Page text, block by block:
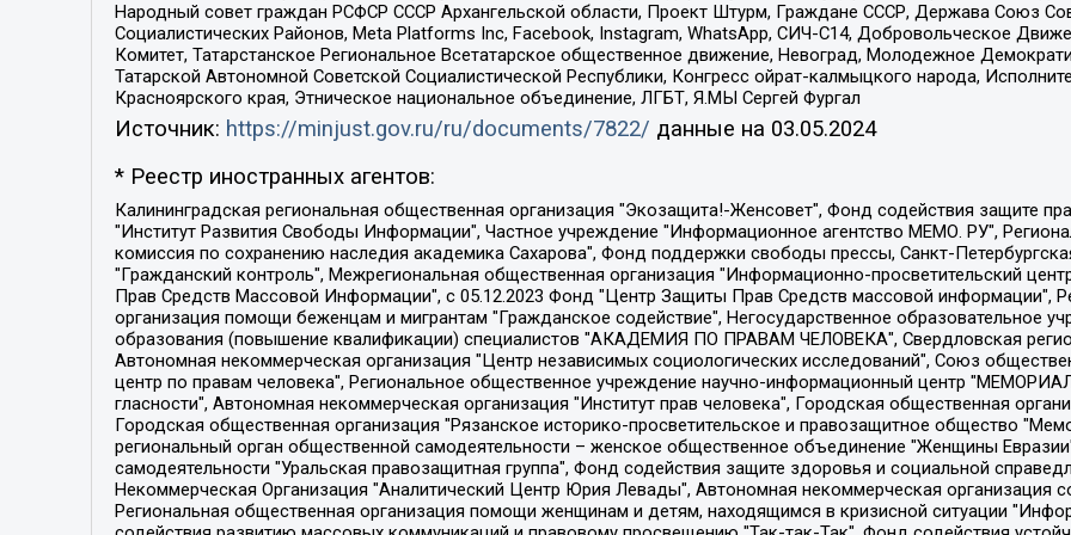
Народный совет граждан РСФСР СССР Архангельской области, Проект Штурм, Граждане СССР, Держава Союз
Социалистических Районов, Meta Platforms Inc, Facebook, Instagram, WhatsApp, СИЧ-С14, Добровольческое
Комитет, Татарстанское Региональное Всетатарское общественное движение, Невоград, Молодежное
Татарской Автономной Советской Социалистической Республики, Конгресс ойрат-калмыцкого народа,
Красноярского края, Этническое национальное объединение, ЛГБТ, Я.МЫ Сергей Фургал
Источник: https://minjust.gov.ru/ru/documents/7822/ данные на 03.05.2024
* Реестр иностранных агентов:
Калининградская региональная общественная организация "Экозащита!-Женсовет", Фонд содействия защите прав и свобод граждан "Общественный вердикт", Фонд "Институт Развития Свободы Информации", Частное учреждение "Информационное агентство МЕМО. РУ", Региональная общественная организация "Общественная комиссия по сохранению наследия академика Сахарова", Фонд поддержки свободы прессы, Санкт-Петербургская общественная правозащитная организация "Гражданский контроль", Межрегиональная общественная организация "Информационно-просветительский центр "Мемориал", Региональный Фонд "Центр Защиты Прав Средств Массовой Информации", с 05.12.2023 Фонд "Центр Защиты Прав Средств массовой информации", Региональная общественная благотворительная организация помощи беженцам и мигрантам "Гражданское содействие", Негосударственное образовательное учреждение дополнительного профессионального образования (повышение квалификации) специалистов "АКАДЕМИЯ ПО ПРАВАМ ЧЕЛОВЕКА", Свердловская региональная общественная организация "Сутяжник", Автономная некоммерческая организация "Центр независимых социологических исследований", Союз общественных объединений "Российский исследовательский центр по правам человека", Региональное общественное учреждение научно-информационный центр "МЕМОРИАЛ", Некоммерческая организация "Фонд защиты гласности", Автономная некоммерческая организация "Институт прав человека", Городская общественная организация "Екатеринбургское общество "МЕМОРИАЛ", Городская общественная организация "Рязанское историко-просветительское и правозащитное общество "Мемориал" (Рязанский Мемориал), Челябинский региональный орган общественной самодеятельности – женское общественное объединение "Женщины Евразии", Челябинский региональный орган общественной самодеятельности "Уральская правозащитная группа", Фонд содействия защите здоровья и социальной справедливости имени Андрея Рылькова, Автономная Некоммерческая Организация "Аналитический Центр Юрия Левады", Автономная некоммерческая организация социальной поддержки населения "Проект Апрель", Региональная общественная организация помощи женщинам и детям, находящимся в кризисной ситуации "Информационно-методический центр "Анна", Фонд содействия развитию массовых коммуникаций и правовому просвещению "Так-так-Так", Фонд содействия устойчивому развитию "Серебряная тайга", Свердловский региональный общественный фонд социальных проектов "Новое время", "Idel.Реалии", Кавказ.Реалии, Крым.Реалии, Телеканал Настоящее Время, Татаро-башкирская служба Радио Свобода (Azatliq Radiosi), Радио Свободная Европа/Радио Свобода (PCE/PC), "Сибирь.Реалии", "Фактограф", Благотворительный фонд помощи осужденным и их семьям, Автономная некоммерческая организация "Институт глобализации и социальных движений", Фонд "В защиту прав заключенных", Частное учреждение "Центр поддержки и содействия развитию средств массовой информации", Пензенский региональный общественный благотворительный фонд "Гражданский союз", "Север.Реалии", Некоммерческая организация Фонд "Правовая инициатива", Общество с ограниченной ответственностью "Радио Свободная Европа/Радио Свобода", Чешское информационное агентство "MEDIUM-ORIENT", Красноярская региональная общественная организация "Мы против СПИДа", Камалягин Денис Николаевич, Маркелов Сергей Евгеньевич, Пономарев Лев Александрович, Савицкая Людмила Алексеевна, Автономная некоммерческая организация "Центр по работе с проблемой насилия "НАСИЛИЮ.НЕТ", Межрегиональный профессиональный союз работников здравоохранения "Альянс врачей", Юридическое лицо, зарегистрированное в Латвийской Республике, SIA "Medusa Project" (регистрационный номер 40103797863, дата регистрации 10.06.2014), Некоммерческая организация "Фонд по борьбе с коррупцией", Автономная некоммерческая организация "Институт права и публичной политики", Баданин Роман Сергеевич, Гликин Максим Александрович, Железнова Мария Михайловна, Лукьянова Юлия Сергеевна, Маетная Елизавета Витальевна, Маняхин Петр Борисович, Чуракова Ольга Владимировна, Ярош Юлия Петровна, Юридическое лицо "The Insider SIA", зарегистрированное в Риге, Латвийская Республика (дата регистрации 26.06.2015), являющееся администратором доменного имени интернет-издания "The Insider SIA", https://theins.ru, Постернак Алексей Евгеньевич, Рубин Михаил Аркадьевич, Анин Роман Александрович, Юридическое лицо Istories fonds, зарегистрированное в Латвийской Республике (регистрационный номер 50008295751, дата регистрации 24.02.2020), Великовский Дмитрий Александрович, Долинина Ирина Николаевна, Мароховская Алеся Алексеевна, Шлейнов Роман Юрьевич, Шмагун Олеся Валентиновна, Общество с ограниченной ответственностью "Альтаир 2021", Общество с ограниченной ответственностью "Вега 2021", Общество с ограниченной ответственностью "Главный редактор 2021", Общество с ограниченной ответственностью "Ромашки монолит", Важенков Артем Валерьевич, Ивановская областная общественная организация "Центр гендерных исследований", Гурман Юрий Альбертович, Медиапроект "ОВД-Инфо", Егоров Владимир Владимирович, Жилинский Владимир Александрович, Общество с ограниченной ответственностью "ЗП", Иванова София Юрьевна, Карезина Инна Павловна, Кильтау Екатерина Викторовна, Петров Алексей Викторович, Пискунов Сергей Евгеньевич, Смирнов Сергей Сергеевич, Тихонов Михаил Сергеевич, Общество с ограниченной ответственностью "ЖУРНАЛИСТ-ИНОСТРАННЫЙ АГЕНТ", Арапова Галина Юрьевна, Вольтская Татьяна Анатольевна, Американская компания "Mason G.E.S. Anonymous Foundation" (США), являющаяся владельцем интернет-издания https://mnews.world/, Компания "Stichting Bellingcat", зарегистрированная в Нидерландах (дата регистрации 11.07.2018), Захаров Андрей Вячеславович, Клепиковская Екатерина Дмитриевна, Общество с ограниченной ответственностью "МЕМО", Перл Роман Александрович, Симонов Евгений Алексеевич, Соловьева Елена Анатольевна, Сотников Даниил Владимирович, Сурначева Елизавета Дмитриевна, Автономная некоммерческая организация по защите прав человека и информированию населения "Якутия – Наше Мнение", Общество с ограниченной ответственностью "Москоу диджитал медиа", с 26.01.2023 Общество с ограниченной ответственностью "Чайка Белые сады", Ветошкина Валерия Валерьевна, Заговора Максим Александрович, Межрегиональное общественное движение "Российская ЛГБТ - сеть", Оленичев Максим Владимирович, Павлов Иван Юрьевич, Скворцова Елена Сергеевна, Общество с ограниченной ответственностью "Как бы инагент", Кочетков Игорь Викторович, Общество с ограниченной ответственностью "Честные выборы", Еланчик Олег Александрович, Общество с ограниченной ответственностью "Нобелевский призыв", Гималова Регина Эмилевна, Григорьев Андрей Валерьевич, Григорьева Алина Александровна, Ассоциация по содействию защите прав призывников, альтернативнослужащих и военнослужащих "Правозащитная группа